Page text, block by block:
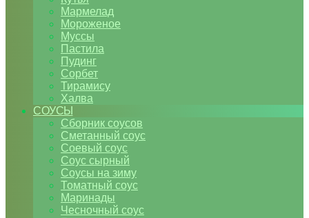
Мармелад
Мороженое
Муссы
Пастила
Пудинг
Сорбет
Тирамису
Халва
СОУСЫ
Сборник соусов
Сметанный соус
Соевый соус
Соус сырный
Соусы на зиму
Томатный соус
Маринады
Чесночный соус